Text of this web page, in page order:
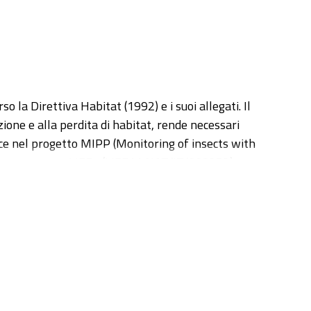
la Direttiva Habitat (1992) e i suoi allegati. Il
e alla perdita di habitat, rende necessari
nel progetto MIPP (Monitoring of insects with
LIFE+ (LIFE11 NAT/IT/000252).
di alcune specie di insetti presenti negli
(Abruzzo) e la Foresta della Lama (Parco
marcaggio-ricattura su Rosalia alpina. I